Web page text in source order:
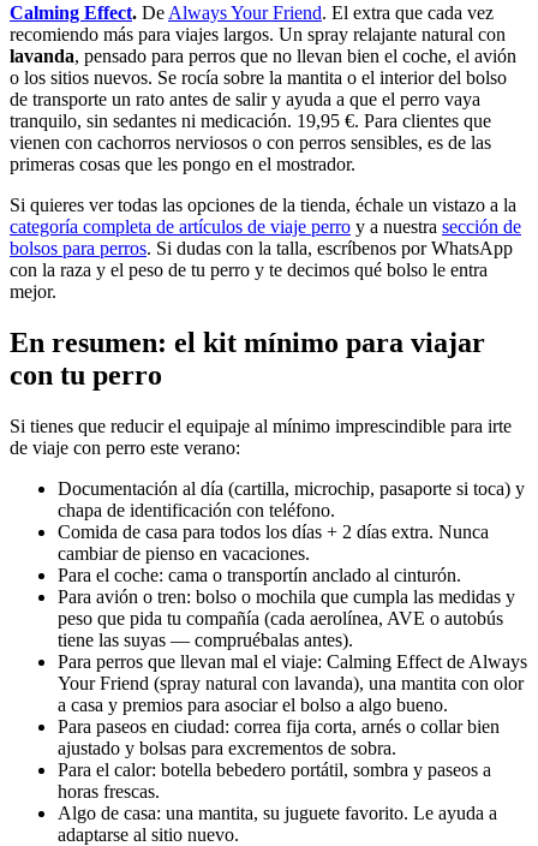
Calming Effect. De Always Your Friend. El extra que cada vez
recomiendo más para viajes largos. Un spray relajante natural con
lavanda, pensado para perros que no llevan bien el coche, el avión
o los sitios nuevos. Se rocía sobre la mantita o el interior del bolso
de transporte un rato antes de salir y ayuda a que el perro vaya
tranquilo, sin sedantes ni medicación. 19,95 €. Para clientes que
vienen con cachorros nerviosos o con perros sensibles, es de las
primeras cosas que les pongo en el mostrador.
Si quieres ver todas las opciones de la tienda, échale un vistazo a la
categoría completa de artículos de viaje perro y a nuestra sección de
bolsos para perros. Si dudas con la talla, escríbenos por WhatsApp
con la raza y el peso de tu perro y te decimos qué bolso le entra
mejor.
En resumen: el kit mínimo para viajar
con tu perro
Si tienes que reducir el equipaje al mínimo imprescindible para irte
de viaje con perro este verano:
Documentación al día (cartilla, microchip, pasaporte si toca) y
chapa de identificación con teléfono.
Comida de casa para todos los días + 2 días extra. Nunca
cambiar de pienso en vacaciones.
Para el coche: cama o transportín anclado al cinturón.
Para avión o tren: bolso o mochila que cumpla las medidas y
peso que pida tu compañía (cada aerolínea, AVE o autobús
tiene las suyas — compruébalas antes).
Para perros que llevan mal el viaje: Calming Effect de Always
Your Friend (spray natural con lavanda), una mantita con olor
a casa y premios para asociar el bolso a algo bueno.
Para paseos en ciudad: correa fija corta, arnés o collar bien
ajustado y bolsas para excrementos de sobra.
Para el calor: botella bebedero portátil, sombra y paseos a
horas frescas.
Algo de casa: una mantita, su juguete favorito. Le ayuda a
adaptarse al sitio nuevo.